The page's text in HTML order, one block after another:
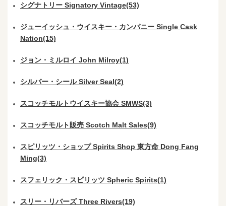
シグナトリー Signatory Vintage(53)
ジューイッシュ・ウイスキー・カンパニー Single Cask
Nation(15)
ジョン・ミルロイ John Milroy(1)
シルバー・シール Silver Seal(2)
スコッチモルトウイスキー協会 SMWS(3)
スコッチモルト販売 Scotch Malt Sales(9)
スピリッツ・ショップ Spirits Shop 東方命 Dong Fang
Ming(3)
スフェリック・スピリッツ Spheric Spirits(1)
スリー・リバーズ Three Rivers(19)